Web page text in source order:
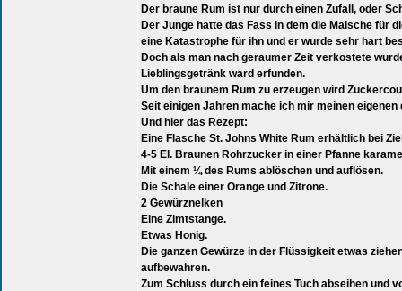
Der braune Rum ist nur durch einen Zufall, oder
Der Junge hatte das Fass in dem die Maische für
eine Katastrophe für ihn und er wurde sehr hart
Doch als man nach geraumer Zeit verkostete
Lieblingsgetränk ward erfunden.
Um den braunem Rum zu erzeugen wird
Seit einigen Jahren mache ich mir meinen
Und hier das Rezept:
Eine Flasche St. Johns White Rum erhältlich bei
4-5 El. Braunen Rohrzucker in einer Pfanne
Mit einem ¼ des Rums ablöschen und auflösen.
Die Schale einer Orange und Zitrone.
2 Gewürznelken
Eine Zimtstange.
Etwas Honig.
Die ganzen Gewürze in der Flüssigkeit etwas
aufbewahren.
Zum Schluss durch ein feines Tuch abseihen und